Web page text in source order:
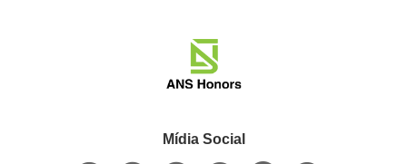
Mídia Social